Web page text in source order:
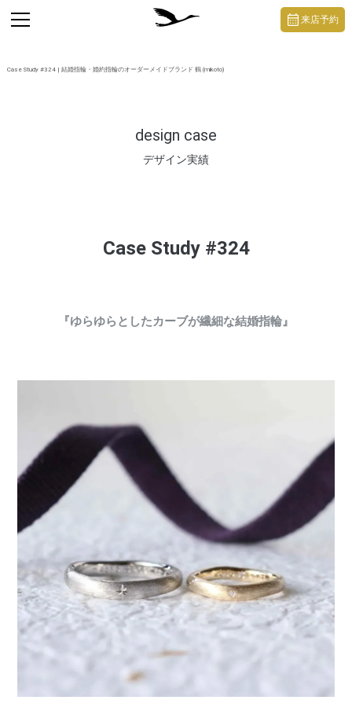
Case Study #324 | 結婚指輪・婚約指輪のオーダーメイドブランド 鶴 (mikoto)
design case
デザイン実績
toggle
navigation
来店予約
Case Study #324
『ゆらゆらとしたカーブが繊細な結婚指輪』